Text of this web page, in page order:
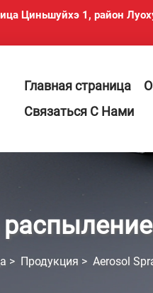
Циньшуйхэ 1, район
Главная страница
Связаться С Нами
> Продукция > Aerosol